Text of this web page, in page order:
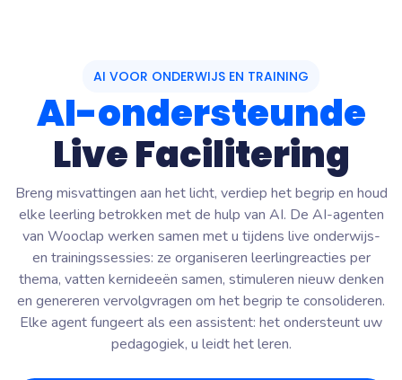
AI VOOR ONDERWIJS EN TRAINING
AI-ondersteunde
Live Facilitering
Breng misvattingen aan het licht, verdiep het begrip en houd
elke leerling betrokken met de hulp van AI. De AI-agenten
van Wooclap werken samen met u tijdens live onderwijs-
en trainingssessies: ze organiseren leerlingreacties per
thema, vatten kernideeën samen, stimuleren nieuw denken
en genereren vervolgvragen om het begrip te consolideren.
Elke agent fungeert als een assistent: het ondersteunt uw
pedagogiek, u leidt het leren.